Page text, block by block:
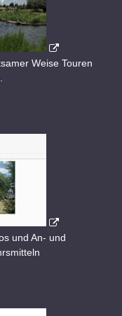
Weise Touren
und An- und